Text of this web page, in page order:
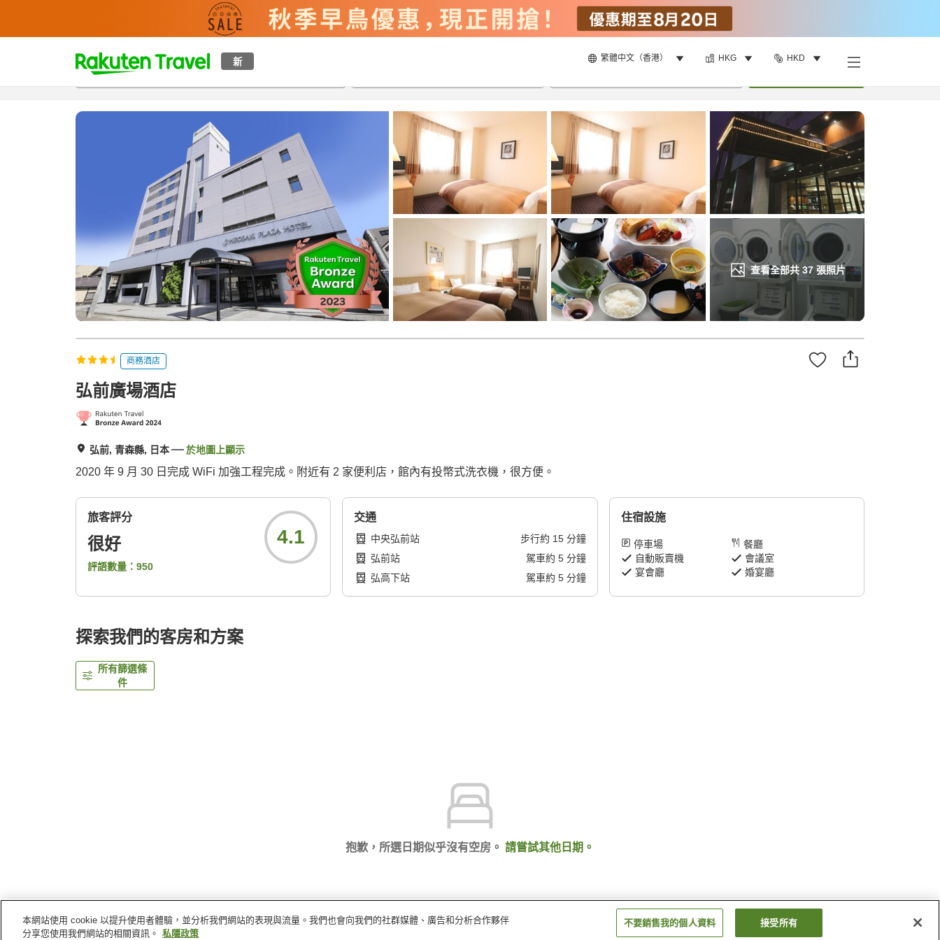
新 繁體中文（香港） HKG HKD
t
p
a
h
查看全部共 37張照片
概覽房間及住宿方案 評價特色設施
商務酒店
弘前廣場酒店
弘前, 青森縣, 日本 於地圖上顯示
2020 年 9 月 30 日完成 WiFi 加強工程完成。附近有 2 家便利店，館內有投幣式洗衣機，很方便。
旅客評分
很好
評語數量： 950
4.1
交通
中央弘前站 步行約 15分鐘
弘前站
駕車約 5分鐘
弘高下站
駕車約 5分鐘
住宿設施
停車場
餐廳
自動販賣機
會議室
宴會廳
婚宴廳
探索我們的客房和方案
所有篩選條
件
抱歉，所選日期似乎沒有空房。 請嘗試其他日期。
主頁 日本 青森縣 弘前
本網站使用 cookie 以提升使用者體驗，並分析我們網站的表現與流量。我們也會向我們的社群媒體、廣告和分析合作夥伴
分享您使用我們網站的相關資訊。 私隱政策
不要銷售我的個人資料 接受所有